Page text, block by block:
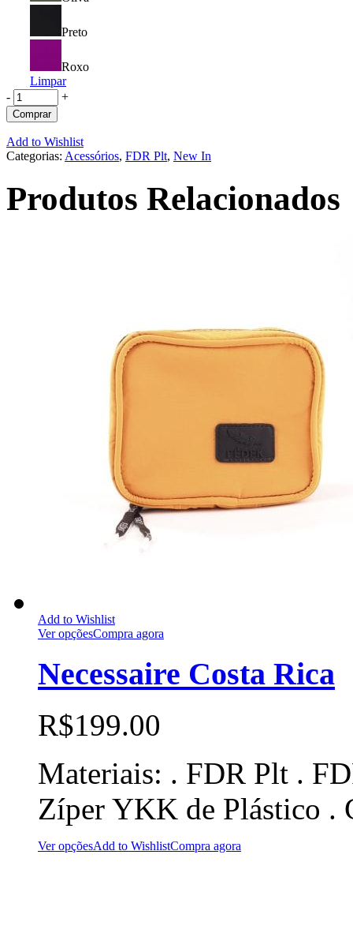
Preto
Roxo
Limpar
-
+
Comprar
Add to Wishlist
Categorias: Acessórios, FDR Plt, New In
Produtos Relacionados
Add to Wishlist
Ver opçõesCompra agora
Necessaire Costa Rica
R$199.00
Materiais: . FDR Plt .
Zíper YKK de Plástico .
Ver opçõesAdd to WishlistCompra agora